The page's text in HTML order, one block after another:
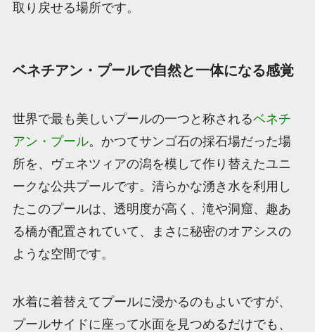
取り戻せる場所です。
ベネチアン・プールで自然と一体になる感覚
世界で最も美しいプールの一つと称されるベネチ
アン・プール。かつてサンゴ石の採石場だった場
所を、ヴェネツィアの潟を模して作り替えたユニ
ークな公共プールです。清らかな湧き水を利用し
たこのプールは、透明度が高く、滝や洞窟、趣あ
る橋が配置されていて、まさに秘密のオアシスの
ような空間です。
水着に着替えてプールに浸かるのもよいですが、
プールサイドに座って水面を見つめるだけでも、